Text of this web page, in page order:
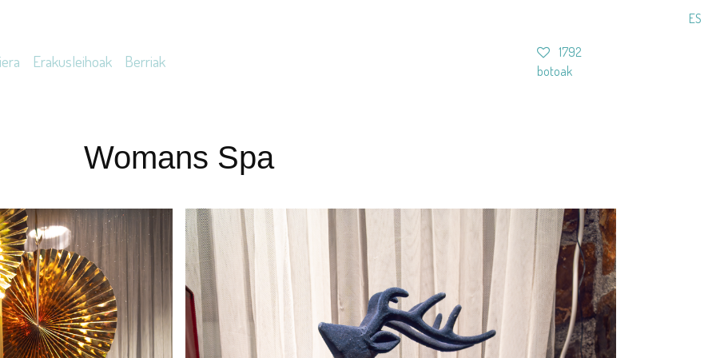
ES
Erakusleihoak Berriak
1792
botoak
Womans Spa